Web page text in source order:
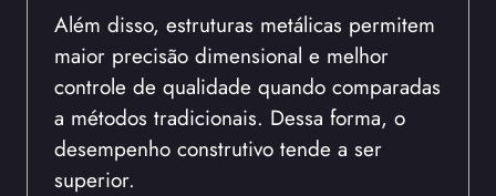
Além disso, estruturas metálicas permitem
maior precisão dimensional e melhor
controle de qualidade quando comparadas
a métodos tradicionais. Dessa forma, o
desempenho construtivo tende a ser
superior.